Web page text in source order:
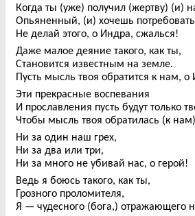
Когда ты (уже) получил (жертву) (и)
Опьяненный, (и) хочешь
Не делай этого, о Индра, сжалься!
Даже малое деяние такого, как ты,
Становится известным на земле.
Пусть мысль твоя обратится к нам, о
Эти прекрасные воспевания
И прославления пусть будут только
Чтобы мысль твоя обратилась (к
Ни за один наш грех,
Ни за два или три,
Ни за много не убивай нас, о герой!
Ведь я боюсь такого, как ты,
Грозного проломителя,
Я — чудесного (бога,) отражающего